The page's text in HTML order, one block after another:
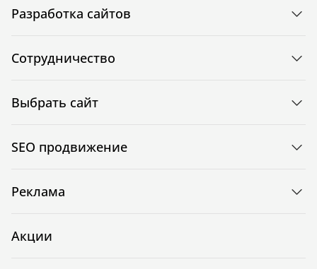
Разработка сайтов
Сотрудничество
Выбрать сайт
SEO продвижение
Реклама
Акции